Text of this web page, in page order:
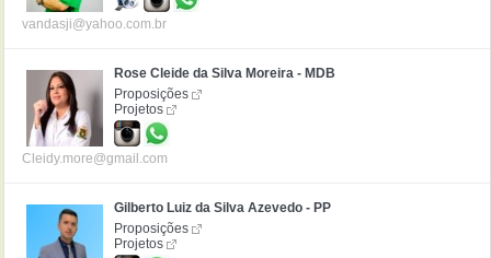
vandasji@yahoo.com.br
Rose Cleide da Silva Moreira - MDB
Proposições
Projetos
Cleidy.more@gmail.com
Gilberto Luiz da Silva Azevedo - PP
Proposições
Projetos